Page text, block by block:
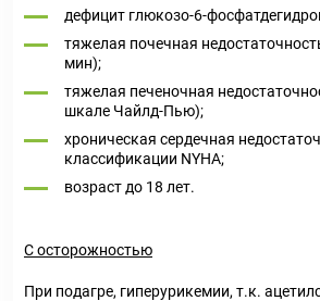
дефицит глюкозо-6-
тяжелая почечная
мин);
тяжелая печеночная
шкале Чайлд-Пью);
хроническая сердечная
классификации NYHA;
возраст до 18 лет.
С осторожностью
При подагре, гиперурикемии, т.к.